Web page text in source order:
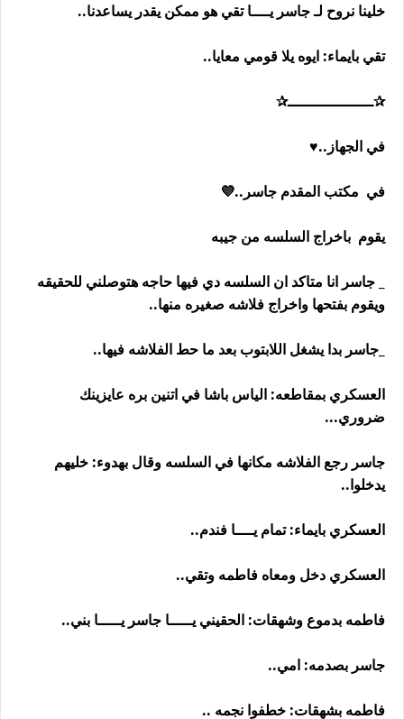
خلينا نروح لـ جاسر يــــا تقي هو ممكن يقدر يساعدنا..
تقي بايماء: ايوه يلا قومي معايا..
✰ـــــــــــــــــــ✰
في الجهاز..♥
في مكتب المقدم جاسر..💜
يقوم باخراج السلسه من جيبه
_ جاسر انا متاكد ان السلسه دي فيها حاجه هتوصلني للحقيقه
ويقوم بفتحها واخراج فلاشه صغيره منها..
_جاسر بدا يشغل اللابتوب بعد ما حط الفلاشه فيها..
العسكري بمقاطعه: الياس باشا في اتنين بره عايزينك
ضروري...
جاسر رجع الفلاشه مكانها في السلسه وقال بهدوء: خليهم
يدخلوا..
العسكري بايماء: تمام يــــا فندم..
العسكري دخل ومعاه فاطمه وتقي..
فاطمه بدموع وشهقات: الحقيني يـــــا جاسر يـــــا بني..
جاسر بصدمه: امي..
فاطمه بشهقات: خطفوا نجمه ..